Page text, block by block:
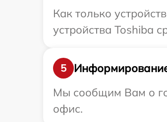
Как только
устройства Toshiba
5
Мы сообщим Вам о
офис.